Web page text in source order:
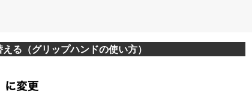
る（グリップハンドの使い方）